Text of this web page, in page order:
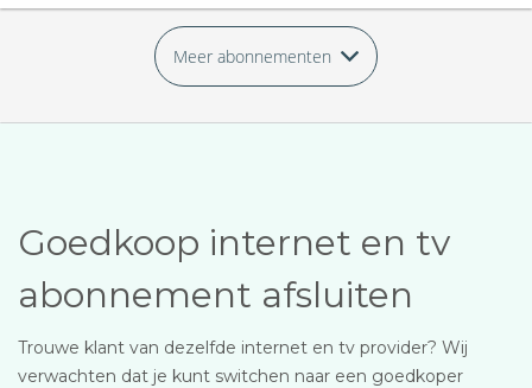
Meer abonnementen
Goedkoop internet en tv
abonnement afsluiten
Trouwe klant van dezelfde internet en tv provider? Wij
verwachten dat je kunt switchen naar een goedkoper